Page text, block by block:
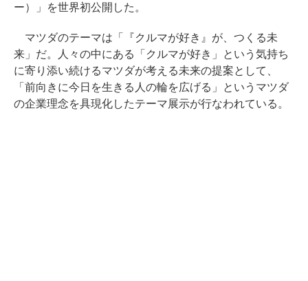
ー）」を世界初公開した。
マツダのテーマは「『クルマが好き』が、つくる未
来」だ。人々の中にある「クルマが好き」という気持ち
に寄り添い続けるマツダが考える未来の提案として、
「前向きに今日を生きる人の輪を広げる」というマツダ
の企業理念を具現化したテーマ展示が行なわれている。